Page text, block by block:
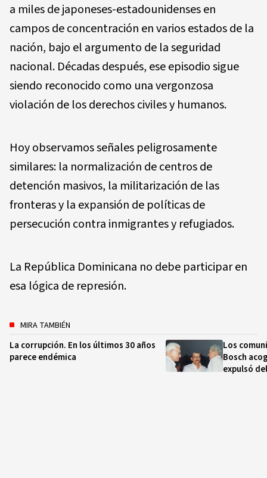
a miles de japoneses-estadounidenses en
campos de concentración en varios estados de la
nación, bajo el argumento de la seguridad
nacional. Décadas después, ese episodio sigue
siendo reconocido como una vergonzosa
violación de los derechos civiles y humanos.
Hoy observamos señales peligrosamente
similares: la normalización de centros de
detención masivos, la militarización de las
fronteras y la expansión de políticas de
persecución contra inmigrantes y refugiados.
La República Dominicana no debe participar en
esa lógica de represión.
MIRA TAMBIÉN
La corrupción. En los últimos 30 años
parece endémica
Los
Bosch
expulsó